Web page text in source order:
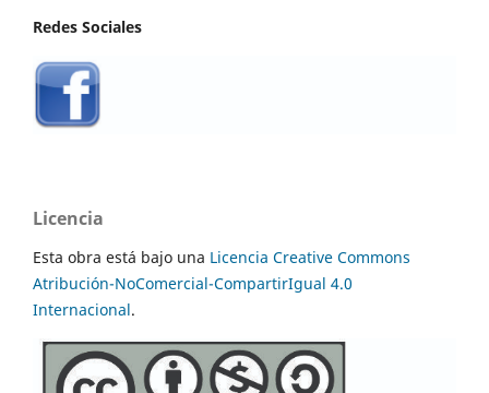
Redes Sociales
Licencia
Esta obra está bajo una Licencia Creative Commons
Atribución-NoComercial-CompartirIgual 4.0
Internacional.